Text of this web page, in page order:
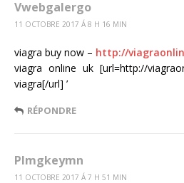
Vwebgalergo
11 OCTOBRE 2017 Á 8 H 16 MIN
viagra buy now – http://
viagra online uk [url=http://
viagra[/url] ’
RÉPONDRE
Plmgkeymn
11 OCTOBRE 2017 Á 7 H 51 MIN